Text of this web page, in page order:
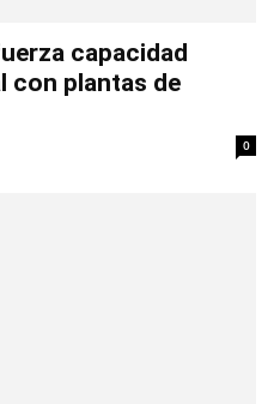
capacidad
con plantas de
0